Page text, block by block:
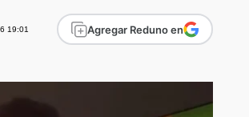
19:01 Agregar Reduno en